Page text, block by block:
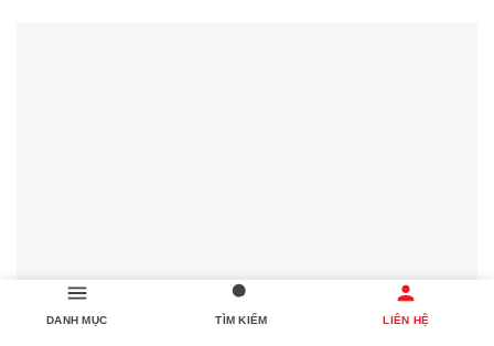
DANH MỤC TÌM KIẾM LIÊN HỆ